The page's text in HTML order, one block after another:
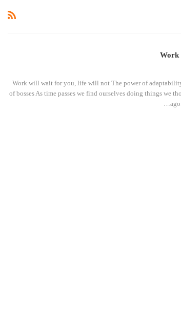
Work
Work will wait for you, life will not The power of
of bosses As time passes we find ourselves doing things we